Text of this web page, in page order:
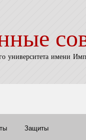
университета имени
Защиты